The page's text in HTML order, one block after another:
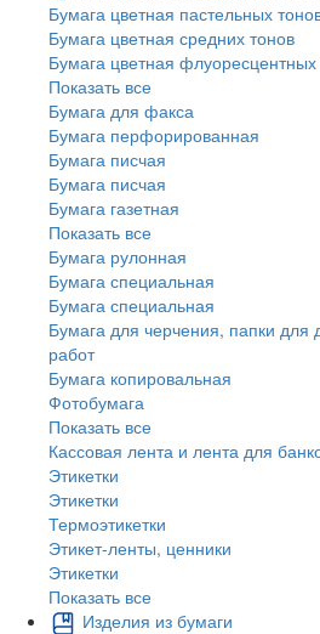
Бумага цветная пастельных
Бумага цветная средних тонов
Бумага цветная флуоресцентных
Показать все
Бумага для факса
Бумага перфорированная
Бумага писчая
Бумага писчая
Бумага газетная
Показать все
Бумага рулонная
Бумага специальная
Бумага специальная
Бумага для черчения, папки для
работ
Бумага копировальная
Фотобумага
Показать все
Кассовая лента и лента для
Этикетки
Этикетки
Термоэтикетки
Этикет-ленты, ценники
Этикетки
Показать все
Изделия из бумаги